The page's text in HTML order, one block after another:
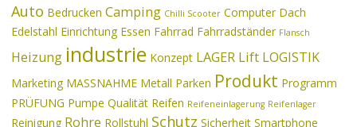
Auto Bedrucken Camping Chilli Scooter Computer Dach
Edelstahl Einrichtung Essen Fahrrad Fahrradständer Flansch
Heizung industrie Konzept LAGER Lift LOGISTIK
Marketing MASSNAHME Metall Parken Produkt Programm
PRÜFUNG Pumpe Qualität Reifen Reifeneinlagerung Reifenlager
Reinigung Rohre Rollstuhl Schutz Sicherheit Smartphone